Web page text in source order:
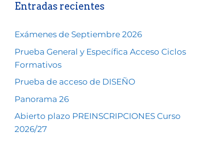
Entradas recientes
Exámenes de Septiembre 2026
Prueba General y Específica Acceso Ciclos
Formativos
Prueba de acceso de DISEÑO
Panorama 26
Abierto plazo PREINSCRIPCIONES Curso
2026/27